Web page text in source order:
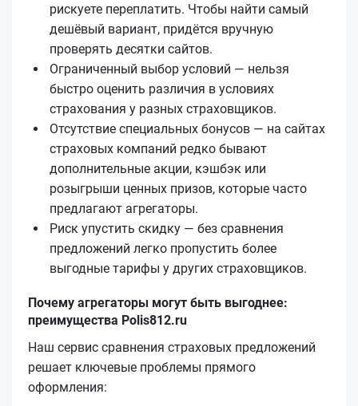
рискуете переплатить. Чтобы найти самый
дешёвый вариант, придётся вручную
проверять десятки сайтов.
Ограниченный выбор условий — нельзя
быстро оценить различия в условиях
страхования у разных страховщиков.
Отсутствие специальных бонусов — на сайтах
страховых компаний редко бывают
дополнительные акции, кэшбэк или
розыгрыши ценных призов, которые часто
предлагают агрегаторы.
Риск упустить скидку — без сравнения
предложений легко пропустить более
выгодные тарифы у других страховщиков.
Почему агрегаторы могут быть выгоднее:
преимущества Polis812.ru
Наш сервис сравнения страховых предложений
решает ключевые проблемы прямого
оформления: